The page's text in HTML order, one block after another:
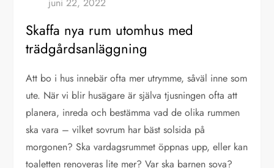
Skaffa nya rum utomhus med
trädgårdsanläggning
Att bo i hus innebär ofta mer utrymme, såväl inne som
ute. När vi blir husägare är själva tjusningen ofta att
planera, inreda och bestämma vad de olika rummen
ska vara – vilket sovrum har bäst solsida på
morgonen? Ska vardagsrummet öppnas upp, eller kan
toaletten renoveras lite mer? Var ska barnen sova?